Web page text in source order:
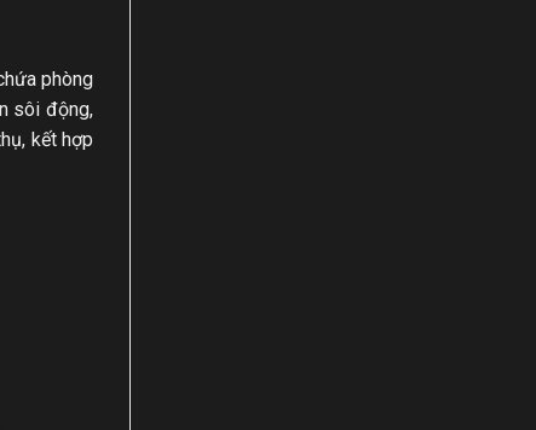
phòng
sôi động,
kết hợp